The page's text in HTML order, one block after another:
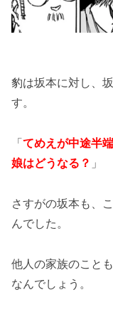
豹は坂本に対し、
す。
「てめえが中途半
娘はどうなる？ 」
さすがの坂本も、
んでした。
他人の家族のこと
なんでしょう。